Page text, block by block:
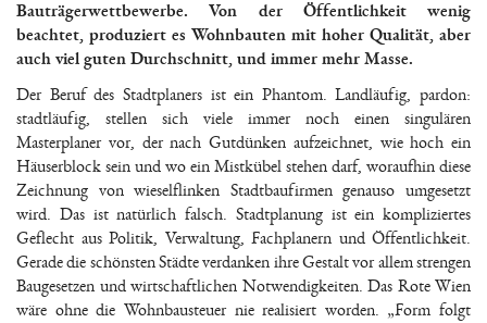
Bauträgerwettbewerbe. Von der Öffentlichkeit wenig
beachtet, produziert es Wohnbauten mit hoher Qualität, aber
auch viel guten Durchschnitt, und immer mehr Masse.
Der Beruf des Stadtplaners ist ein Phantom. Landläufig, pardon:
stadtläufig, stellen sich viele immer noch einen singulären
Masterplaner vor, der nach Gutdünken aufzeichnet, wie hoch ein
Häuserblock sein und wo ein Mistkübel stehen darf, woraufhin diese
Zeichnung von wieselflinken Stadtbaufirmen genauso umgesetzt
wird. Das ist natürlich falsch. Stadtplanung ist ein kompliziertes
Geflecht aus Politik, Verwaltung, Fachplanern und Öffentlichkeit.
Gerade die schönsten Städte verdanken ihre Gestalt vor allem strengen
Baugesetzen und wirtschaftlichen Notwendigkeiten. Das Rote Wien
wäre ohne die Wohnbausteuer nie realisiert worden. „Form folgt